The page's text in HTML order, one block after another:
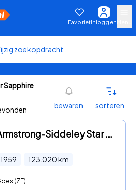
FavorietInloggen
zoekopdracht
Sapphire
bewaren sorteren
Armstrong-Siddeley Star Sapphire - SAPPHIRE
1959 123.020km
(ZE)